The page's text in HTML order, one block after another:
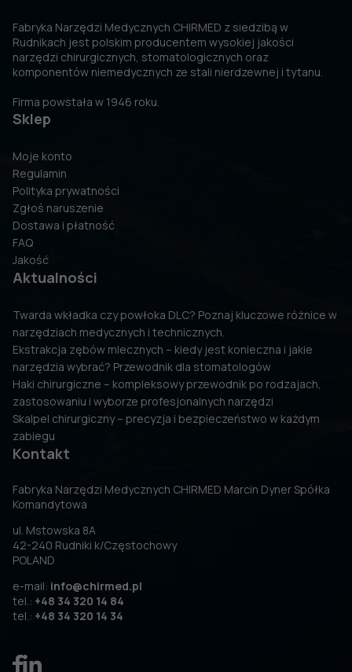
Fabryka Narzędzi Medycznych CHIRMED z siedzibą w
Rudnikach jest polskim producentem wysokiej jakości
narzędzi chirurgicznych, stomatologicznych oraz
komponentów niemedycznych ze stali nierdzewnej i tytanu.
Firma powstała w 1946 roku.
Sklep
Moje konto
Regulamin
Polityka prywatności
Zgłoś naruszenie
Dostawa i płatność
FAQ
Jakość
Aktualności
Twarda wkładka czy powłoka DLC? Poznaj kluczowe różnice w
narzędziach medycznych i technicznych.
Ekstrakcja zębów mlecznych – kiedy jest konieczna i jakie
narzędzia wybrać? Przewodnik dla stomatologów
Haki chirurgiczne – kompleksowy przewodnik po rodzajach,
zastosowaniu i wyborze profesjonalnych narzędzi
Skalpel chirurgiczny – precyzja i bezpieczeństwo w każdym
zabiegu
Kontakt
Fabryka Narzędzi Medycznych CHIRMED Marcin Dyner Spółka
Komandytowa
ul. Mstowska 8A
42-240 Rudniki k/Częstochowy
POLAND
e-mail: info@chirmed.pl
tel.: +48 34 320 14 84
tel.: +48 34 320 14 34